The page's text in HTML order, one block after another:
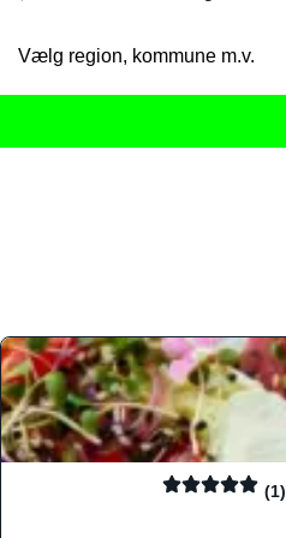
Vælg region, kommune m.v.
(1)